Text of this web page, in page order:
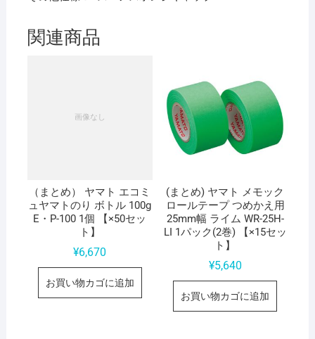
【×15
セ
関連商品
（まとめ） ヤマト エコミ
ュヤマトのり ボトル 100g
E・P-100 1個 【×50セッ
ト】
¥6,670
お買い物カゴに追加
(まとめ) ヤマト メモック
ロールテープ つめかえ用
25mm幅 ライム WR-25H-
LI 1パック(2巻) 【×15セッ
ト】
¥5,640
お買い物カゴに追加